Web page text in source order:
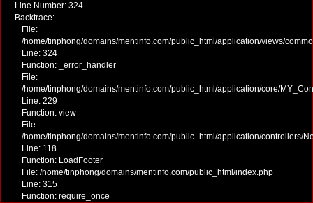
Line Number: 324
Backtrace:
File:
/home/tinphong/domains/mentinfo.com/public_html/application/views/
Line: 324
Function: _error_handler
File:
/home/tinphong/domains/mentinfo.com/public_html/application/core/
Line: 229
Function: view
File:
/home/tinphong/domains/mentinfo.com/public_html/application/controllers/
Line: 118
Function: LoadFooter
File: /home/tinphong/domains/mentinfo.com/public_html/index.php
Line: 315
Function: require_once